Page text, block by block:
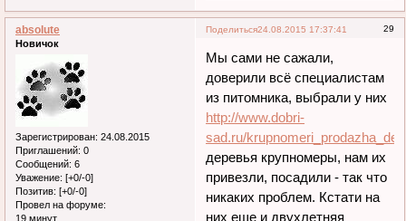
Поделиться 29
24.08.2015 17:37:41
absolute
Новичок
Зарегистрирован: 24.08.2015
Приглашений: 0
Сообщений: 6
Уважение: [+0/-0]
Позитив: [+0/-0]
Провел на форуме:
19 минут
Мы сами не сажали,
доверили всё специалистам
из питомника, выбрали у них
http://www.dobri-
sad.ru/
деревья крупномеры, нам их
привезли, посадили - так что
никаких проблем. Кстати на
них еще и двухлетняя